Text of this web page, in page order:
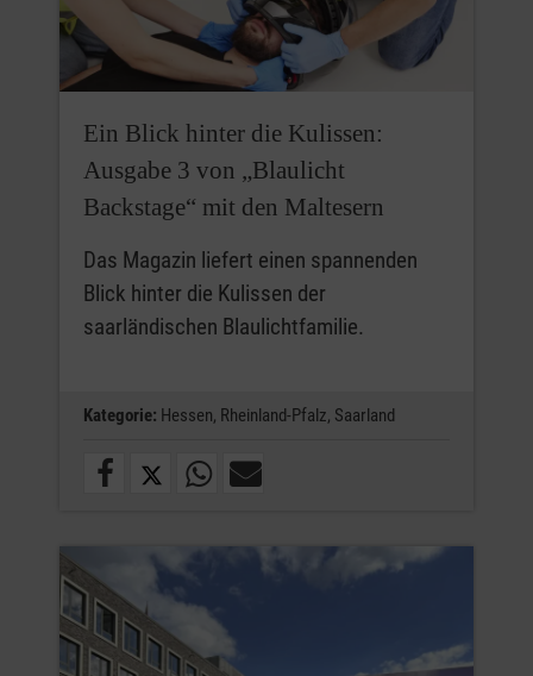
Ein Blick hinter die Kulissen:
Ausgabe 3 von „Blaulicht
Backstage“ mit den Maltesern
Das Magazin liefert einen spannenden
Blick hinter die Kulissen der
saarländischen Blaulichtfamilie.
Kategorie: Hessen, Rheinland-Pfalz, Saarland